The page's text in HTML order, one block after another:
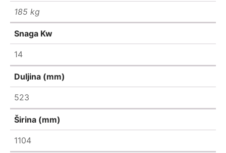
185 kg
Snaga Kw
14
Duljina (mm)
523
Širina (mm)
1104